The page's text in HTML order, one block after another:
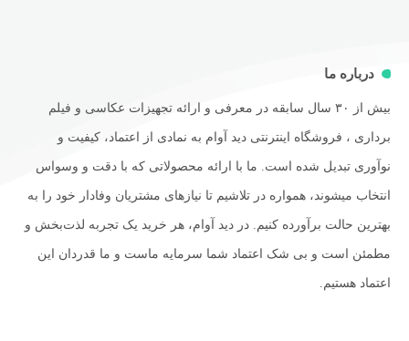
درباره ما
بیش از ۳۰ سال سابقه در معرفی و ارائه تجهیزات عکاسی و فیلم
برداری ، فروشگاه اینترنتی دید آوام به نمادی از اعتماد، کیفیت و
نوآوری تبدیل شده است. ما با ارائه محصولاتی که با دقت و وسواس
انتخاب میشوند، همواره در تلاشیم تا نیازهای مشتریان وفادار خود را به
بهترین حالت برآورده کنیم. در دید آوام، هر خرید یک تجربه لذت‌بخش و
مطمئن است و بی شک اعتماد شما سرمایه ماست و ما قدردان این
اعتماد هستیم.